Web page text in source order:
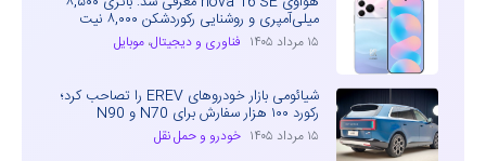
میلی‌آمپری و روشنایی رکوردشکن ۸,۰۰۰ نیت
۱۵ مرداد ۱۴۰۵ فناوری و دیجیتال، موبایل
شیائومی بازار خودروهای EREV را تصاحب کرد؛
رکورد ۱۰۰ هزار سفارش برای N70 و N90
۱۵ مرداد ۱۴۰۵ خودرو و حمل نقل